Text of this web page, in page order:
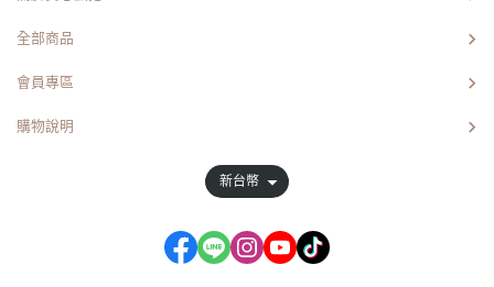
全部商品
會員專區
購物說明
新台幣